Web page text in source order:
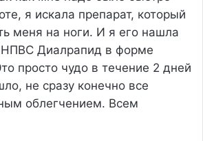
я искала препарат, который
меня на ноги. И я его нашла
НПВС Диалрапид в форме
просто чудо в течение 2 дней
не сразу конечно все
облегчением. Всем